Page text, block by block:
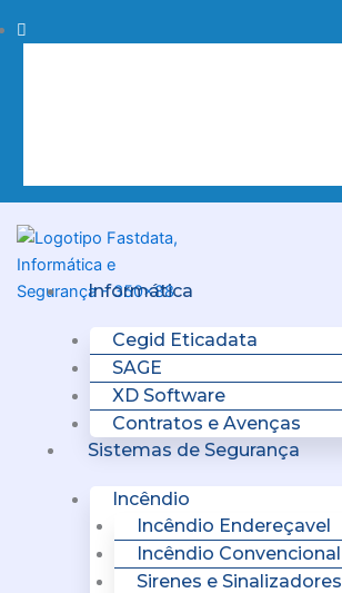
to
Procurar
Informática
Cegid Eticadata
SAGE
XD Software
Contratos e Avenças
Sistemas de Segurança
Incêndio
Incêndio Endereçavel
Incêndio Convencional
Sirenes e Sinalizadores
Menu